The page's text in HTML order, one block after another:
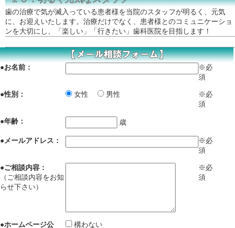
歯の治療で気が滅入っている患者様を当院のスタッフが明るく、元気
に、お迎えいたします。治療だけでなく、患者様とのコミュニケーショ
ンを大切にし、「楽しい」「行きたい」歯科医院を目指します！
●お名前：
※必
須
●性別： 女性 男性
※必
須
●年齢： 歳
●メールアドレス：
※必
須
●ご相談内容：
（ご相談内容をお知
らせ下さい）
※必
須
●ホームページ公 構わない